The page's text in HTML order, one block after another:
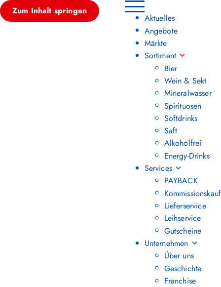
Zum Inhalt springen
Hauptmenü umschalten
Aktuelles
Angebote
Märkte
Sortiment
Bier
Wein & Sekt
Mineralwasser
Spirituosen
Softdrinks
Saft
Alkoholfrei
Energy-Drinks
Services
PAYBACK
Kommissionskauf
Lieferservice
Leihservice
Gutscheine
Unternehmen
Über uns
Geschichte
Franchise